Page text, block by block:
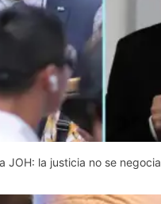
JOH: la justicia no se negocia